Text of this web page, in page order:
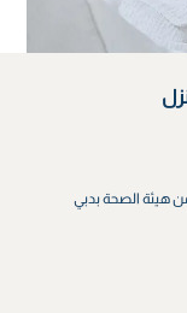
هيئة الصحة بدبي